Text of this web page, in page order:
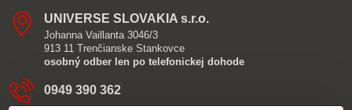
UNIVERSE SLOVAKIA s​.r​.o​.
Johanna Vaillanta 3046/3
913 11 Trenčianske Stankovce
osobný odber len po telefonickej dohode
0949 390 362